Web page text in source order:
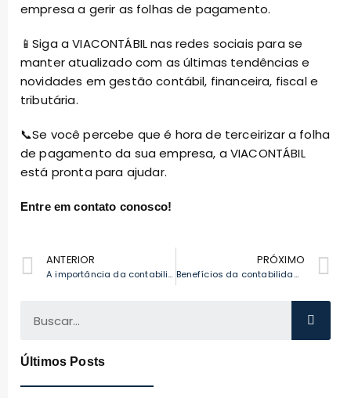
empresa a gerir as folhas de pagamento.
📱Siga a VIACONTÁBIL nas redes sociais para se
manter atualizado com as últimas tendências e
novidades em gestão contábil, financeira, fiscal e
tributária.
📞Se você percebe que é hora de terceirizar a folha
de pagamento da sua empresa, a VIACONTÁBIL
está pronta para ajudar.
Entre em contato conosco!
ANTERIOR
A importância da contabilidade gerencial para a tomada de decisões estratégicas
PRÓXIMO
Benefícios da contabilidade especializada para o setor de comércio e serviços
Últimos Posts